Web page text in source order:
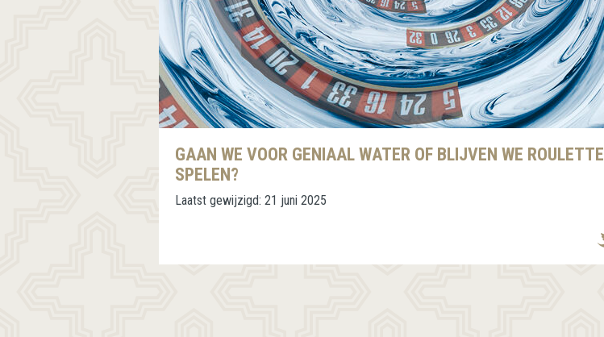
GAAN WE VOOR GENIAAL WATER OF BLIJVEN WE ROULETTE
SPELEN?
Laatst gewijzigd: 21 juni 2025